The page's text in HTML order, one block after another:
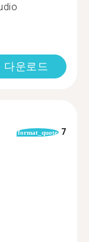
다운로드
format_quote 7